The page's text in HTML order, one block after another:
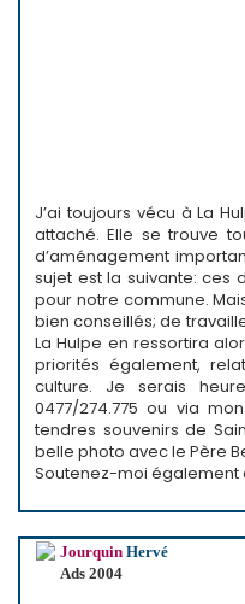
J’ai toujours vécu à La
attaché. Elle se trouve
d’aménagement
sujet est la suivante: ces
pour notre commune.
bien conseillés; de
La Hulpe en ressortira
priorités également,
culture. Je serais
0477/274.775 ou via
tendres souvenirs de
belle photo avec le Père
Soutenez-moi également
Jourquin Hervé
Ads 2004